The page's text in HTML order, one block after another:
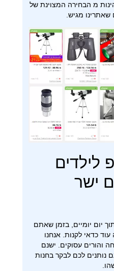
מ הבחירה המצוינת של
מגיש.
לילדים
ישר
יום יומיים, בזמן שאתם
עוד כדאי לקנות. אנחנו
והורים עסוקים. ישנם
נותנים לכם לבקר בחנות